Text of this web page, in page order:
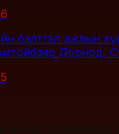
бэлтгэл ажлын
Дорнод,